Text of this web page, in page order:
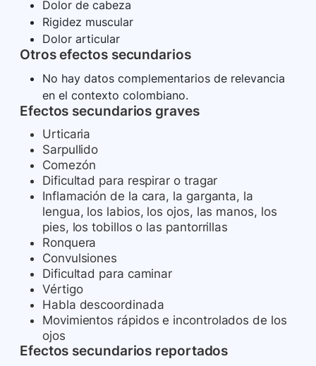
Dolor de cabeza
Rigidez muscular
Dolor articular
Otros efectos secundarios
No hay datos complementarios de relevancia
en el contexto colombiano.
Efectos secundarios graves
Urticaria
Sarpullido
Comezón
Dificultad para respirar o tragar
Inflamación de la cara, la garganta, la
lengua, los labios, los ojos, las manos, los
pies, los tobillos o las pantorrillas
Ronquera
Convulsiones
Dificultad para caminar
Vértigo
Habla descoordinada
Movimientos rápidos e incontrolados de los
ojos
Efectos secundarios reportados